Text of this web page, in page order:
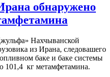
обнаружено
Нахчыванской
из Ирана, следовашего
баке и баке системы
101,4 кг метамфетамина.